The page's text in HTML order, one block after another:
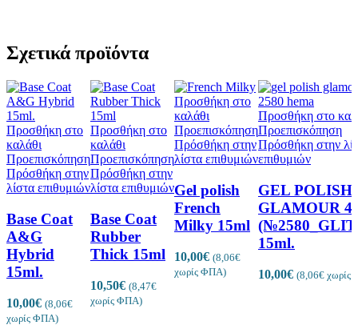
Σχετικά προϊόντα
Προσθήκη στο
καλάθι
Προεπισκόπηση
Πρόσθήκη στην
λίστα επιθυμιών
Base Coat
A&G
Hybrid
15ml.
10,00€ (8,06€
χωρίς ΦΠΑ)
Προσθήκη στο
καλάθι
Προεπισκόπηση
Πρόσθήκη στην
λίστα επιθυμιών
Base Coat
Rubber
Thick 15ml
10,50€ (8,47€
χωρίς ΦΠΑ)
Προσθήκη στο
καλάθι
Προεπισκόπηση
Πρόσθήκη στην
λίστα επιθυμιών
Gel polish
French
Milky 15ml
10,00€ (8,06€
χωρίς ΦΠΑ)
Προσθήκη στο
Προεπισκόπηση
Πρόσθήκη στην
επιθυμιών
GEL POLISH
GLAMOUR
15ml.
10,00€ (8,06€ χωρίς